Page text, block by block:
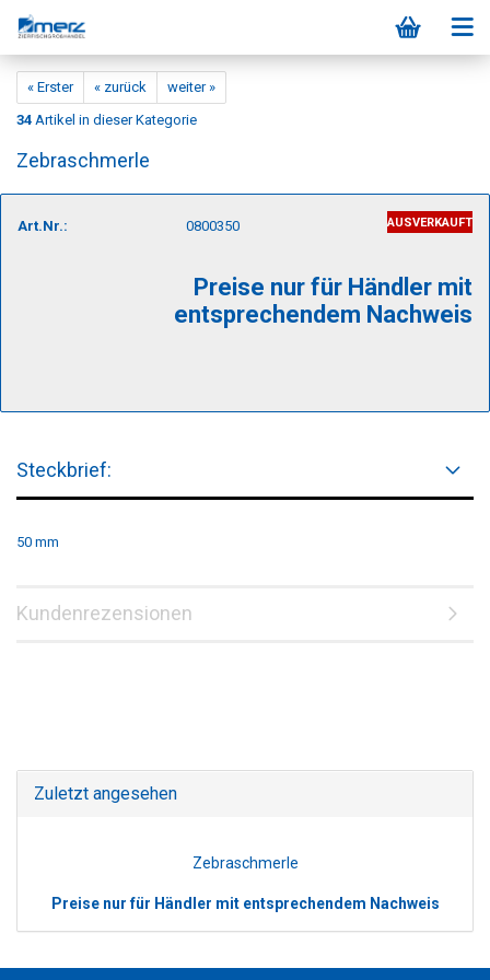
« Erster « zurück
weiter »
34 Artikel in dieser Kategorie
Zebraschmerle
AUSVERKAUFT
Art.Nr.: 0800350
Preise nur für Händler mit
entsprechendem Nachweis
Steckbrief:
50 mm
Kundenrezensionen
Zuletzt angesehen
Zebraschmerle
Preise nur für Händler mit entsprechendem Nachweis